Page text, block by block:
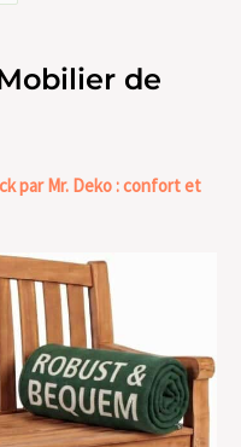
de
par Mr. Deko : confort et